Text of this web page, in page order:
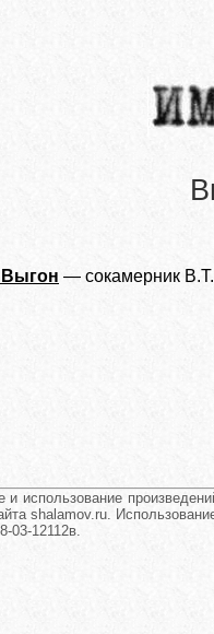
Выгон — сокамерник
и использование
shalamov.ru.
03-12112в.